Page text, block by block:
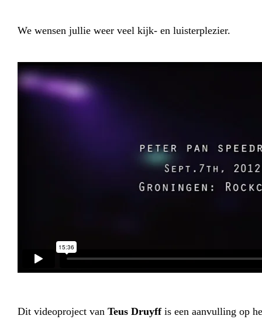
We wensen jullie weer veel kijk- en luisterplezier.
Dit videoproject van Teus Druyffis een aanvulling op